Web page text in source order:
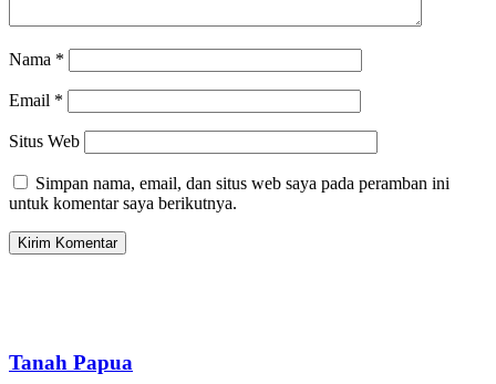
Nama *
Email *
Situs Web
Simpan nama, email, dan situs web saya pada peramban ini
untuk komentar saya berikutnya.
Tanah Papua